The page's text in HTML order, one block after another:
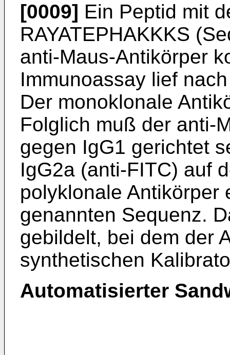
[0009] Ein Peptid mit
RAYATEPHAKKKS
anti-Maus-Antikörper
Immunoassay lief
Der monoklonale
Folglich muß der anti-
gegen IgG1 gerichtet
IgG2a (anti-FITC) auf
polyklonale Antikörper
genannten Sequenz.
gebildelt, bei dem der
synthetischen
Automatisierter